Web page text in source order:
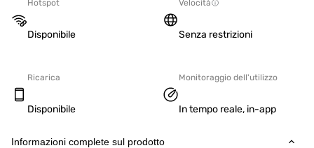
Hotspot
Disponibile
Velocità
Senza restrizioni
Ricarica
Disponibile
Monitoraggio dell'utilizzo
In tempo reale, in-app
Informazioni complete sul prodotto